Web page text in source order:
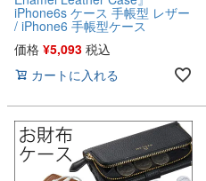
iPhone6s ケース 手帳型 レザー
/ iPhone6 手帳型ケース
価格 ¥5,093 税込
カートに入れる